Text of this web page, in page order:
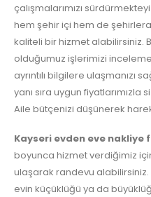
çalışmalarımızı
hem şehir içi hem de
kaliteli bir hizmet alabilirsiniz.
olduğumuz işlerimizi
ayrıntılı bilgilere ulaşmanızı
yanı sıra uygun
Aile bütçenizi düşünerek
Kayseri evden eve nakliye
boyunca hizmet verdiğimiz
ulaşarak randevu
evin küçüklüğü ya da